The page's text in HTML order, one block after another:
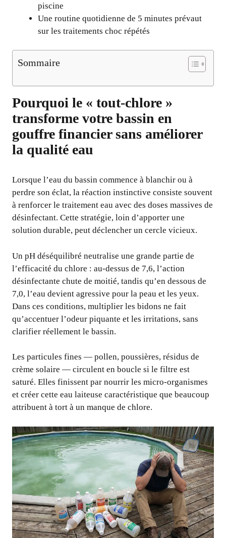
piscine
Une routine quotidienne de 5 minutes prévaut
sur les traitements choc répétés
Sommaire
Pourquoi le « tout-chlore »
transforme votre bassin en
gouffre financier sans améliorer
la qualité eau
Lorsque l’eau du bassin commence à blanchir ou à
perdre son éclat, la réaction instinctive consiste souvent
à renforcer le traitement eau avec des doses massives de
désinfectant. Cette stratégie, loin d’apporter une
solution durable, peut déclencher un cercle vicieux.
Un pH déséquilibré neutralise une grande partie de
l’efficacité du chlore : au-dessus de 7,6, l’action
désinfectante chute de moitié, tandis qu’en dessous de
7,0, l’eau devient agressive pour la peau et les yeux.
Dans ces conditions, multiplier les bidons ne fait
qu’accentuer l’odeur piquante et les irritations, sans
clarifier réellement le bassin.
Les particules fines — pollen, poussières, résidus de
crème solaire — circulent en boucle si le filtre est
saturé. Elles finissent par nourrir les micro-organismes
et créer cette eau laiteuse caractéristique que beaucoup
attribuent à tort à un manque de chlore.